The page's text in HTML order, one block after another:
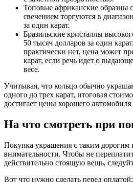
Топовые африканские
свечением торгуются в
за один карат.
Бразильские кристаллы
50 тысяч долларов за один
практически нет, цена может
карат, если речь идет о
весе.
Учитывая, что кольцо обычно
одного до трех карат, итоговая
достигает цены хорошего
На что смотреть при
Покупка украшения с таким дорогим
внимательности. Чтобы не
действительно стоящую вещь,
Вот что нужно сделать перед оплатой: